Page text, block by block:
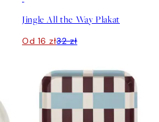
Jingle All the Way Plakat
Od 16 zł32 zł